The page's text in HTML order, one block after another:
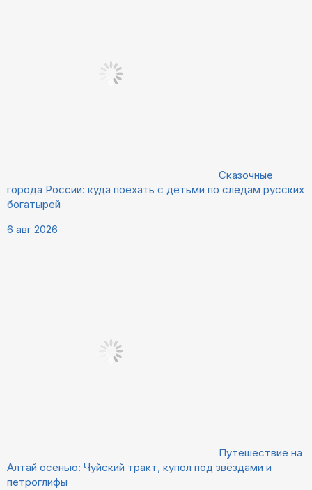
Сказочные
города России: куда поехать с детьми по следам русских
богатырей
6 авг 2026
Путешествие на
Алтай осенью: Чуйский тракт, купол под звёздами и
петроглифы